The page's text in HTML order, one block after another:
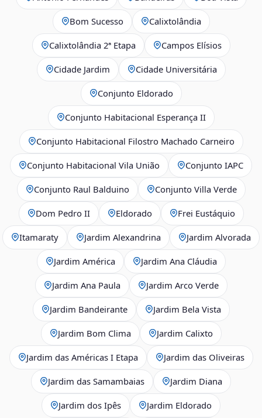
Bom Sucesso Calixtolândia
Calixtolândia 2ª Etapa Campos Elísios
Cidade Jardim Cidade Universitária
Conjunto Eldorado
Conjunto Habitacional Esperança II
Conjunto Habitacional Filostro Machado Carneiro
Conjunto Habitacional Vila União Conjunto IAPC
Conjunto Raul Balduino Conjunto Villa Verde
Dom Pedro II Eldorado Frei Eustáquio
Itamaraty Jardim Alexandrina Jardim Alvorada
Jardim América Jardim Ana Cláudia
Jardim Ana Paula Jardim Arco Verde
Jardim Bandeirante Jardim Bela Vista
Jardim Bom Clima Jardim Calixto
Jardim das Américas I Etapa Jardim das Oliveiras
Jardim das Samambaias Jardim Diana
Jardim dos Ipês Jardim Eldorado